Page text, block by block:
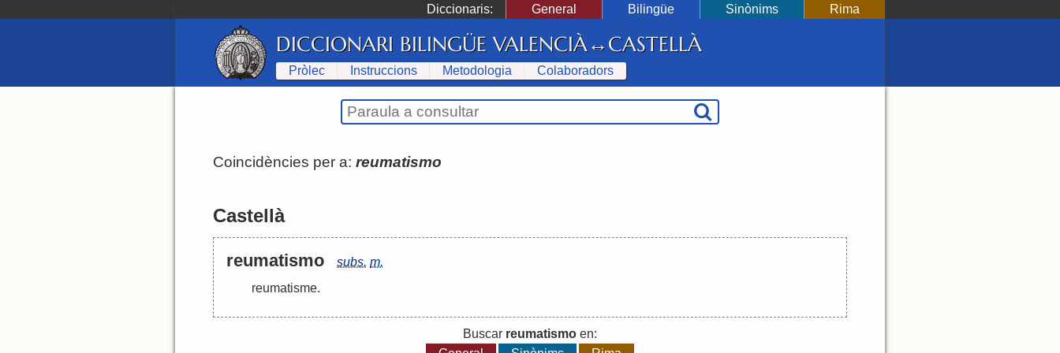
Diccionaris: General Bilingüe Sinònims Rima
DICCIONARI BILINGÜE VALENCIÀ↔CASTELLÀ
Pròlec Instruccions Metodologia Colaboradors
Coincidències per a: reumatismo
Castellà
reumatismo subs. m.
reumatisme.
Buscar reumatismo en: